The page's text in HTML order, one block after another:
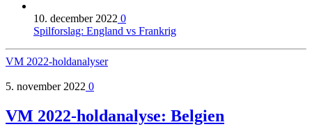
10. december 2022 0
Spilforslag: England vs Frankrig
VM 2022-holdanalyser
5. november 2022 0
VM 2022-holdanalyse: Belgien